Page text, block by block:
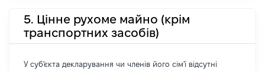
5. Цінне рухоме майно (крім
транспортних засобів)
У суб'єкта декларування чи членів його сім'ї відсутні